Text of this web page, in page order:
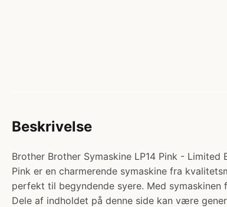
Beskrivelse
Brother Brother Symaskine LP14 Pink -
Pink er en charmerende symaskine fra
perfekt til begyndende syere. Med
Dele af indholdet på denne side kan være